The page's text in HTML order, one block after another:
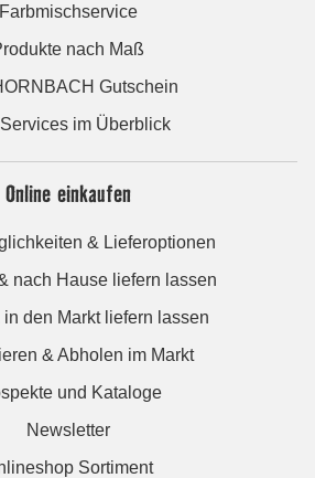
Farbmischservice
nach Maß
Gutschein
im Überblick
Online einkaufen
& Lieferoptionen
nach Hause liefern lassen
in den Markt liefern lassen
& Abholen im Markt
und Kataloge
Newsletter
Sortiment